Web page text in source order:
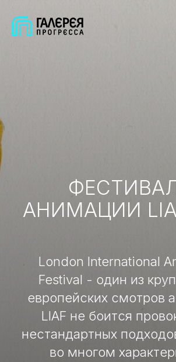
АНИМАЦИИ
London International
Festival - один из
европейских смотров
LIAF не боится
нестандартных
во многом